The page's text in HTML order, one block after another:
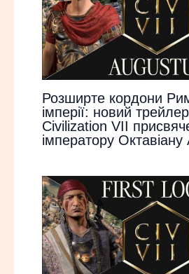
Розширте кордони
імперії: новий
Civilization VII
імператору Октавіану